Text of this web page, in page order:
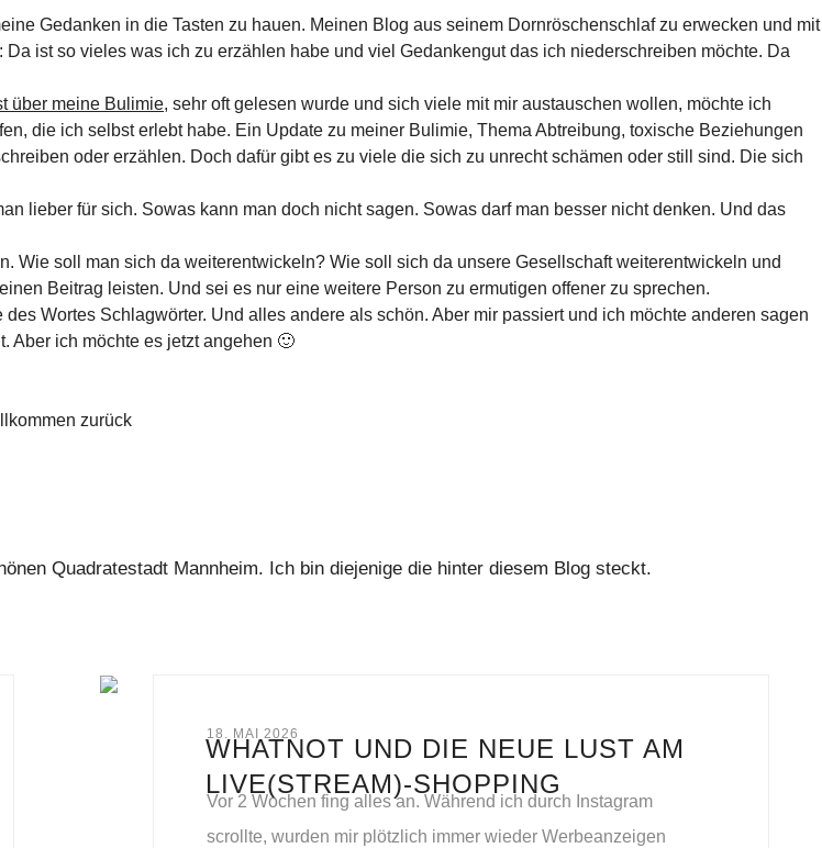
Gedanken in die Tasten zu hauen. Meinen Blog aus seinem Dornröschenschlaf zu erwecken und mit
ist so vieles was ich zu erzählen habe und viel Gedankengut das ich niederschreiben möchte. Da
über meine Bulimie, sehr oft gelesen wurde und sich viele mit mir austauschen wollen, möchte ich
die ich selbst erlebt habe. Ein Update zu meiner Bulimie, Thema Abtreibung, toxische Beziehungen
oder erzählen. Doch dafür gibt es zu viele die sich zu unrecht schämen oder still sind. Die sich
lieber für sich. Sowas kann man doch nicht sagen. Sowas darf man besser nicht denken. Und das
Wie soll man sich da weiterentwickeln? Wie soll sich da unsere Gesellschaft weiterentwickeln und
Beitrag leisten. Und sei es nur eine weitere Person zu ermutigen offener zu sprechen.
Wortes Schlagwörter. Und alles andere als schön. Aber mir passiert und ich möchte anderen sagen
Aber ich möchte es jetzt angehen 🙂
zurück
Quadratestadt Mannheim. Ich bin diejenige die hinter diesem Blog steckt.
18. MAI 2026
WHATNOT UND DIE NEUE LUST AM
LIVE(STREAM)-SHOPPING
Vor 2 Wochen fing alles an. Während ich durch Instagram
scrollte, wurden mir plötzlich immer wieder Werbeanzeigen